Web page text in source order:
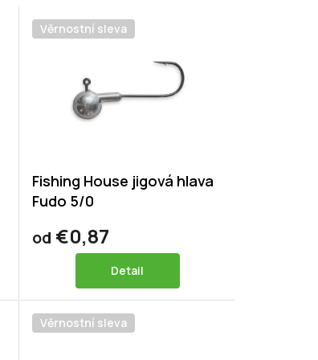
Věrnostní sleva
Fishing House jigová hlava
Fudo 5/0
od €0,87
Detail
Věrnostní sleva